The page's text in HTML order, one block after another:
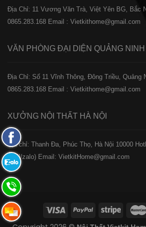
Địa Chỉ: 11 Vương Văn Trà, Việt Yên BG, Bắc
0865.283.168 Email : Vietkithome@gmail.com
VĂN PHÒNG ĐẠI DIỆN QUẢNG NINH
Địa Chỉ: Số 11 Vĩnh Thông, Đông Triều, Quảng
0865.283.168 Email : Vietkithome@gmail.com
XƯỞNG NỘI THẤT HÀ NỘI
️Địa chỉ: Thanh Đa, Phúc Thọ, Hà Nội 10000
(Call/zalo) Email: VietkitHome@gmail.com
Fanpage
Facebook
Zalo:
0865.283.168
Hotline:
0865.283.168
Hotline: